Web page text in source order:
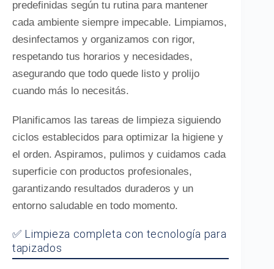
predefinidas según tu rutina para mantener
cada ambiente siempre impecable. Limpiamos,
desinfectamos y organizamos con rigor,
respetando tus horarios y necesidades,
asegurando que todo quede listo y prolijo
cuando más lo necesitás.
Planificamos las tareas de limpieza siguiendo
ciclos establecidos para optimizar la higiene y
el orden. Aspiramos, pulimos y cuidamos cada
superficie con productos profesionales,
garantizando resultados duraderos y un
entorno saludable en todo momento.
✅ Limpieza completa con tecnología para
tapizados